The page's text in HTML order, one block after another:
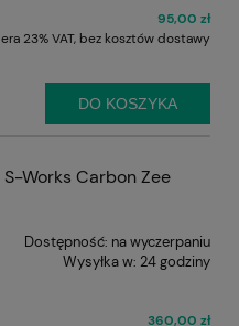
95,00 zł
23% VAT, bez kosztów dostawy
DO KOSZYKA
Works Carbon Zee
Dostępność: na wyczerpaniu
Wysyłka w: 24 godziny
360,00 zł